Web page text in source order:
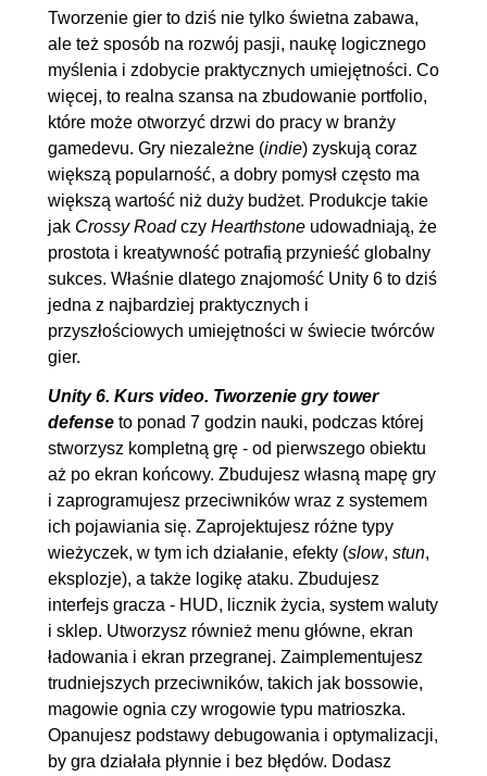
6.6. Kamera i poprawka do
plotów
00:21:24
7. Nowi przeciwnicy i wieżyczki 01:45:47
7.1. Wieżyczka spowalniająca
00:23:38
7.2. Przeciwnik blokujący
wieżyczki
00:19:09
7.3. Poprawki stun, slow effect
00:07:39
7.4. Przeciwnik matrioszka
00:19:39
7.5. Pierwszy boss!
00:14:17
7.6. Ognisty mag
8. Polerowanie projektu 00:43:48
8.1. Poprawki w
enemySpawner i dodanie
eksplozji do maga ognia
00:10:10
8.2. Ulepszanie spawnera
00:17:44
8.3. Ostatnie poprawki
00:15:54
Tworzenie gier to dziś nie tylko świetna zabawa,
ale też sposób na rozwój pasji, naukę logicznego
myślenia i zdobycie praktycznych umiejętności. Co
więcej, to realna szansa na zbudowanie portfolio,
które może otworzyć drzwi do pracy w branży
gamedevu. Gry niezależne (indie) zyskują coraz
większą popularność, a dobry pomysł często ma
większą wartość niż duży budżet. Produkcje takie
jak Crossy Roadczy Hearthstone udowadniają, że
prostota i kreatywność potrafią przynieść globalny
sukces. Właśnie dlatego znajomość Unity 6 to dziś
jedna z najbardziej praktycznych i
przyszłościowych umiejętności w świecie twórców
gier.
Unity 6. Kurs video. Tworzenie gry tower
defense to ponad 7 godzin nauki, podczas której
stworzysz kompletną grę - od pierwszego obiektu
aż po ekran końcowy. Zbudujesz własną mapę gry
i zaprogramujesz przeciwników wraz z systemem
ich pojawiania się. Zaprojektujesz różne typy
wieżyczek, w tym ich działanie, efekty (slow, stun,
eksplozje), a także logikę ataku. Zbudujesz
interfejs gracza - HUD, licznik życia, system waluty
i sklep. Utworzysz również menu główne, ekran
ładowania i ekran przegranej. Zaimplementujesz
trudniejszych przeciwników, takich jak bossowie,
magowie ognia czy wrogowie typu matrioszka.
Opanujesz podstawy debugowania i optymalizacji,
by gra działała płynnie i bez błędów. Dodasz